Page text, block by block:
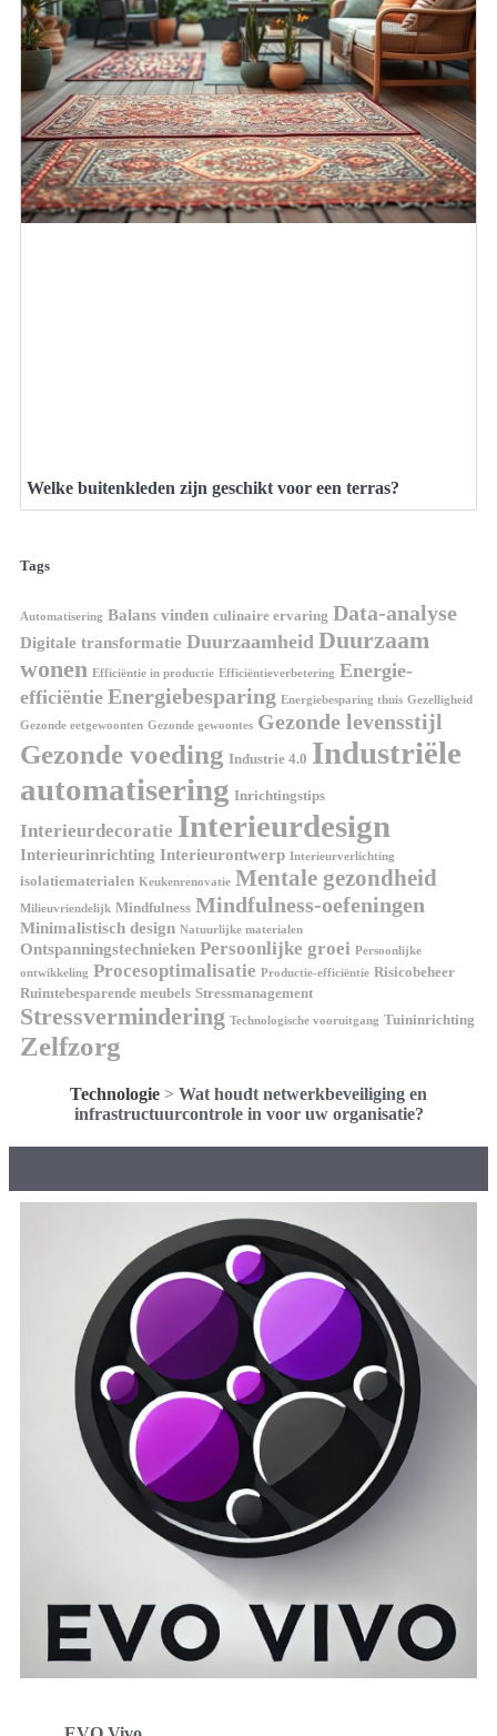
Welke buitenkleden zijn geschikt voor een terras?
Tags
Automatisering Balans vinden culinaire ervaring Data-analyse
Digitale transformatie Duurzaamheid Duurzaam
wonen Efficiëntie in productie Efficiëntieverbetering Energie-
efficiëntie Energiebesparing Energiebesparing thuis Gezelligheid
Gezonde eetgewoonten Gezonde gewoontes Gezonde levensstijl
Gezonde voeding Industrie 4.0 Industriële
automatisering Inrichtingstips
Interieurdecoratie Interieurdesign
Interieurinrichting Interieurontwerp Interieurverlichting
isolatiematerialen Keukenrenovatie Mentale gezondheid
Milieuvriendelijk Mindfulness Mindfulness-oefeningen
Minimalistisch design Natuurlijke materialen
Ontspanningstechnieken Persoonlijke groei Persoonlijke
ontwikkeling Procesoptimalisatie Productie-efficiëntie Risicobeheer
Ruimtebesparende meubels Stressmanagement
Stressvermindering Technologische vooruitgang Tuininrichting
Zelfzorg
Technologie > Wat houdt netwerkbeveiliging en
infrastructuurcontrole in voor uw organisatie?